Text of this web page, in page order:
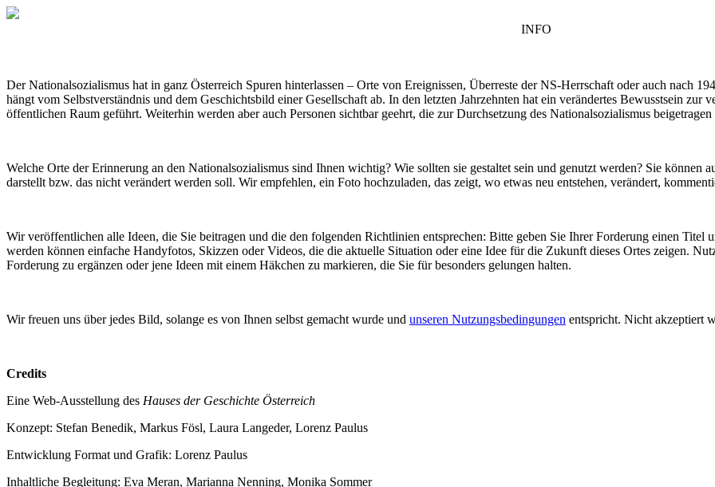
INFO
Der Nationalsozialismus hat in ganz Österreich Spuren hinterlassen – Orte von Ereignissen, Überreste der NS-Herrschaft oder auch nach
hängt vom Selbstverständnis und dem Geschichtsbild einer Gesellschaft ab. In den letzten Jahrzehnten hat ein verändertes Bewusstsein
öffentlichen Raum geführt. Weiterhin werden aber auch Personen sichtbar geehrt, die zur Durchsetzung des Nationalsozialismus
Welche Orte der Erinnerung an den Nationalsozialismus sind Ihnen wichtig? Wie sollten sie gestaltet sein und genutzt werden? Sie können
darstellt bzw. das nicht verändert werden soll. Wir empfehlen, ein Foto hochzuladen, das zeigt, wo etwas neu entstehen, verändert,
Wir veröffentlichen alle Ideen, die Sie beitragen und die den folgenden Richtlinien entsprechen: Bitte geben Sie Ihrer Forderung einen Titel
werden können einfache Handyfotos, Skizzen oder Videos, die die aktuelle Situation oder eine Idee für die Zukunft dieses Ortes zeigen.
Forderung zu ergänzen oder jene Ideen mit einem Häkchen zu markieren, die Sie für besonders gelungen halten.
Wir freuen uns über jedes Bild, solange es von Ihnen selbst gemacht wurde und unseren Nutzungsbedingungen entspricht. Nicht akzeptiert
Credits
Eine Web-Ausstellung des Hauses der Geschichte Österreich
Konzept: Stefan Benedik, Markus Fösl, Laura Langeder, Lorenz Paulus
Entwicklung Format und Grafik: Lorenz Paulus
Inhaltliche Begleitung: Eva Meran, Marianna Nenning, Monika Sommer